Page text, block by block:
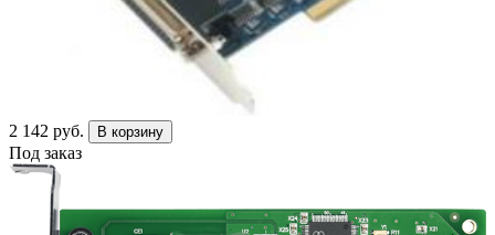
2 142 руб. В корзину
Под заказ